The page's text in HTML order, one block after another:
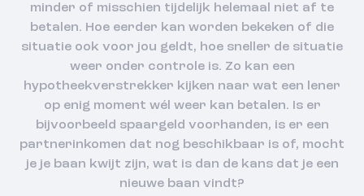
minder of misschien tijdelijk helemaal niet af te
betalen. Hoe eerder kan worden bekeken of die
situatie ook voor jou geldt, hoe sneller de situatie
weer onder controle is. Zo kan een
hypotheekverstrekker kijken naar wat een lener
op enig moment wél weer kan betalen. Is er
bijvoorbeeld spaargeld voorhanden, is er een
partnerinkomen dat nog beschikbaar is of, mocht
je je baan kwijt zijn, wat is dan de kans dat je een
nieuwe baan vindt?